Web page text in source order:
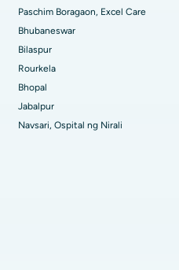
19, Rourkela
Pune
ng Kababaihan sa Timog
Paschim Boragaon, Excel Care
Bhubaneswar
Bilaspur
Rourkela
Bhopal
Jabalpur
Navsari, Ospital ng Nirali